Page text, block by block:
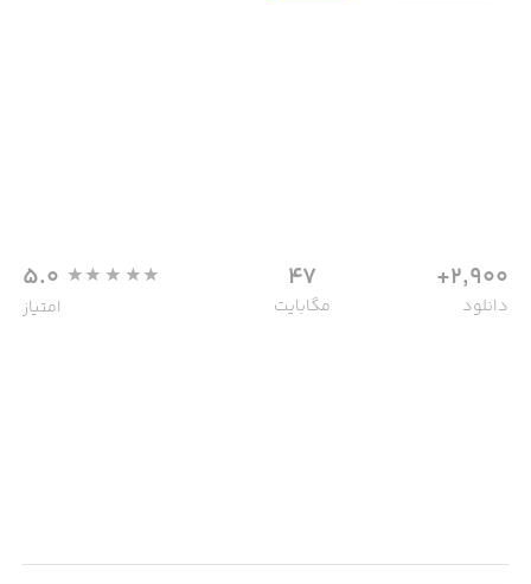
2,900+
دانلود
47
مگابایت
5.0
امتیاز